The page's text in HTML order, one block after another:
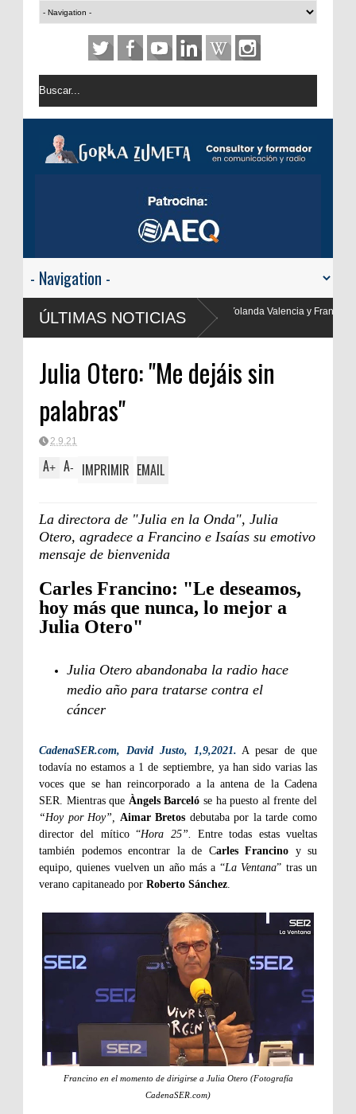
ÚLTIMAS NOTICIAS
Valencia y Frank Blanco regresan a
Julia Otero: "Me dejáis sin
palabras"
2.9.21
A+ A- IMPRIMIR EMAIL
La directora de "Julia en la Onda", Julia
Otero, agradece a Francino e Isaías su emotivo
mensaje de bienvenida
Carles Francino: "Le deseamos,
hoy más que nunca, lo mejor a
Julia Otero"
Julia Otero abandonaba la radio hace
medio año para tratarse contra el
cáncer
CadenaSER.com, David Justo, 1,9,2021. A pesar de que
todavía no estamos a 1 de septiembre, ya han sido varias las
voces que se han reincorporado a la antena de la Cadena
SER. Mientras que Àngels Barceló se ha puesto al frente del
“Hoy por Hoy”, Aimar Bretos debutaba por la tarde como
director del mítico “Hora 25”. Entre todas estas vueltas
también podemos encontrar la de Carles Francino y su
equipo, quienes vuelven un año más a “La Ventana” tras un
verano capitaneado por Roberto Sánchez.
Francino en el momento de dirigirse a Julia Otero (Fotografía
CadenaSER.com)